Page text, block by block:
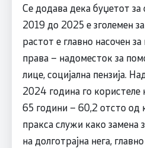
Се додава дека буџетот за
2019 до 2025 е зголемен
растот е главно насочен
права – надоместок за
лице, социјална пензија.
2024 година го користеле
65 години – 60,2 отсто од
пракса служи како замена
на долготрајна нега,